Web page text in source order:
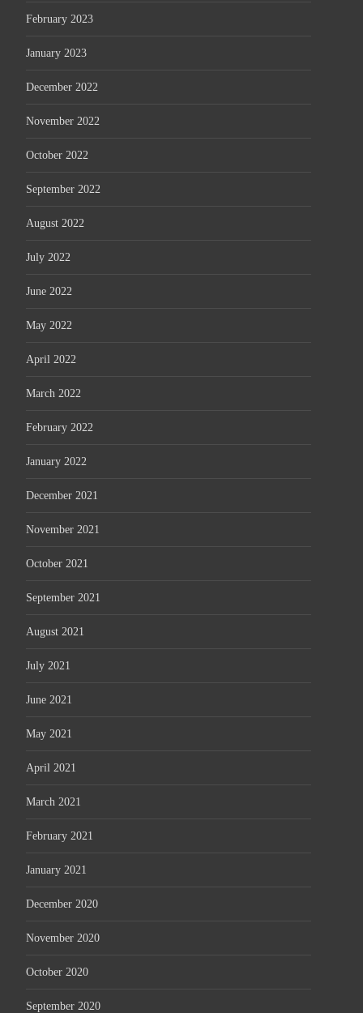
February 2023
January 2023
December 2022
November 2022
October 2022
September 2022
August 2022
July 2022
June 2022
May 2022
April 2022
March 2022
February 2022
January 2022
December 2021
November 2021
October 2021
September 2021
August 2021
July 2021
June 2021
May 2021
April 2021
March 2021
February 2021
January 2021
December 2020
November 2020
October 2020
September 2020